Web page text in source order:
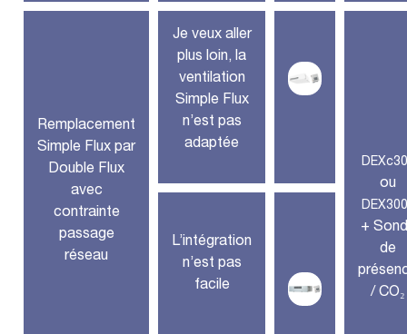
Remplacement
Simple Flux par
Double Flux
avec
contrainte
passage
réseau
Je veux aller
plus loin, la
ventilation
Simple Flux
n’est pas
adaptée
ou
+
de
/ CO₂
L’intégration
n’est pas
facile